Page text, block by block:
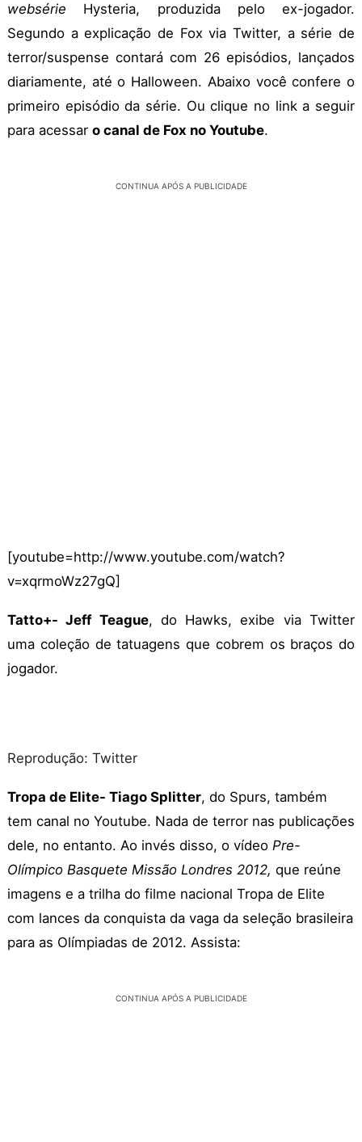
websérie Hysteria, produzida pelo ex-jogador.
Segundo a explicação de Fox via Twitter, a série de
terror/suspense contará com 26 episódios, lançados
diariamente, até o Halloween. Abaixo você confere o
primeiro episódio da série. Ou clique no link a seguir
para acessar o canal de Fox no Youtube.
CONTINUA APÓS A PUBLICIDADE
[youtube=http://www.youtube.com/watch?
v=xqrmoWz27gQ]
Tatto+- Jeff Teague, do Hawks, exibe via Twitter
uma coleção de tatuagens que cobrem os braços do
jogador.
Reprodução: Twitter
Tropa de Elite- Tiago Splitter, do Spurs, também
tem canal no Youtube. Nada de terror nas publicações
dele, no entanto. Ao invés disso, o vídeo Pre-
Olímpico Basquete Missão Londres 2012, que reúne
imagens e a trilha do filme nacional Tropa de Elite
com lances da conquista da vaga da seleção brasileira
para as Olímpiadas de 2012. Assista:
CONTINUA APÓS A PUBLICIDADE